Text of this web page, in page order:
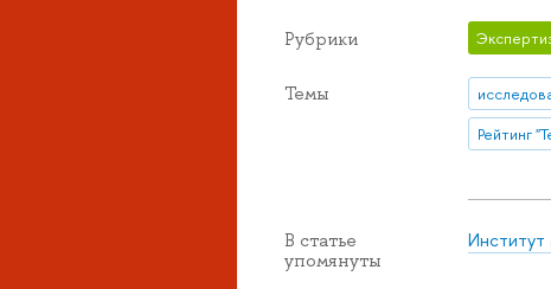
Рубрики
Темы
Рейтинг
В статье
упомянуты